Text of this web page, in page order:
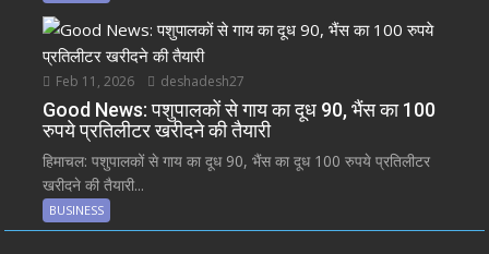
Feb 11, 2026 deshadesh27
Good News: पशुपालकों से गाय का दूध 90, भैंस का 100
रुपये प्रतिलीटर खरीदने की तैयारी
हिमाचल: पशुपालकों से गाय का दूध 90, भैंस का दूध 100 रुपये प्रतिलीटर
खरीदने की तैयारी...
BUSINESS